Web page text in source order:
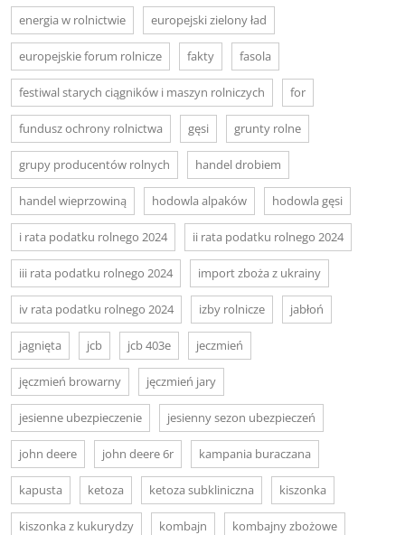
energia w rolnictwie europejski zielony ład
europejskie forum rolnicze fakty fasola
festiwal starych ciągników i maszyn rolniczych for
fundusz ochrony rolnictwa gęsi grunty rolne
grupy producentów rolnych handel drobiem
handel wieprzowiną hodowla alpaków hodowla gęsi
i rata podatku rolnego 2024 ii rata podatku rolnego 2024
iii rata podatku rolnego 2024 import zboża z ukrainy
iv rata podatku rolnego 2024 izby rolnicze jabłoń
jagnięta jcb jcb 403e jeczmień
jęczmień browarny jęczmień jary
jesienne ubezpieczenie jesienny sezon ubezpieczeń
john deere john deere 6r kampania buraczana
kapusta ketoza ketoza subkliniczna kiszonka
kiszonka z kukurydzy kombajn kombajny zbożowe